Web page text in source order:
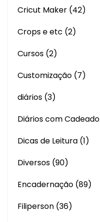
Cricut Maker (42)
Crops e etc (2)
Cursos (2)
Customização (7)
diários (3)
Diários com Cadeado
Dicas de Leitura (1)
Diversos (90)
Encadernação (89)
Filiperson (36)